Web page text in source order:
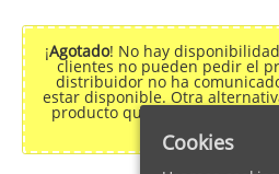
¡Agotado! No hay
clientes no pueden pedir el
distribuidor no ha
estar disponible. Otra
producto que gana muchos
Cookies